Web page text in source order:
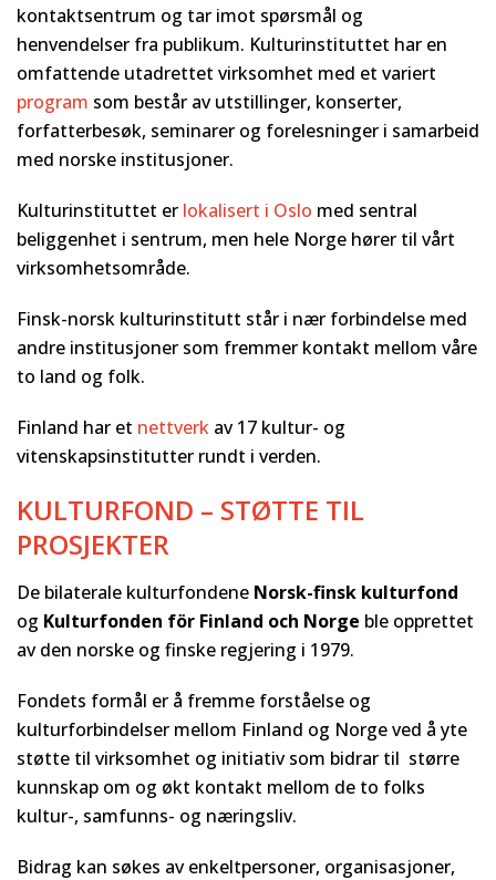
kontaktsentrum og tar imot spørsmål og
henvendelser fra publikum. Kulturinstituttet har en
omfattende utadrettet virksomhet med et variert
program som består av utstillinger, konserter,
forfatterbesøk, seminarer og forelesninger i samarbeid
med norske institusjoner.
Kulturinstituttet er lokalisert i Oslo med sentral
beliggenhet i sentrum, men hele Norge hører til vårt
virksomhetsområde.
Finsk-norsk kulturinstitutt står i nær forbindelse med
andre institusjoner som fremmer kontakt mellom våre
to land og folk.
Finland har et nettverk av 17 kultur- og
vitenskapsinstitutter rundt i verden.
KULTURFOND – STØTTE TIL
PROSJEKTER
De bilaterale kulturfondene Norsk-finsk kulturfond
og Kulturfonden för Finland och Norge ble opprettet
av den norske og finske regjering i 1979.
Fondets formål er å fremme forståelse og
kulturforbindelser mellom Finland og Norge ved å yte
støtte til virksomhet og initiativ som bidrar til større
kunnskap om og økt kontakt mellom de to folks
kultur-, samfunns- og næringsliv.
Bidrag kan søkes av enkeltpersoner, organisasjoner,